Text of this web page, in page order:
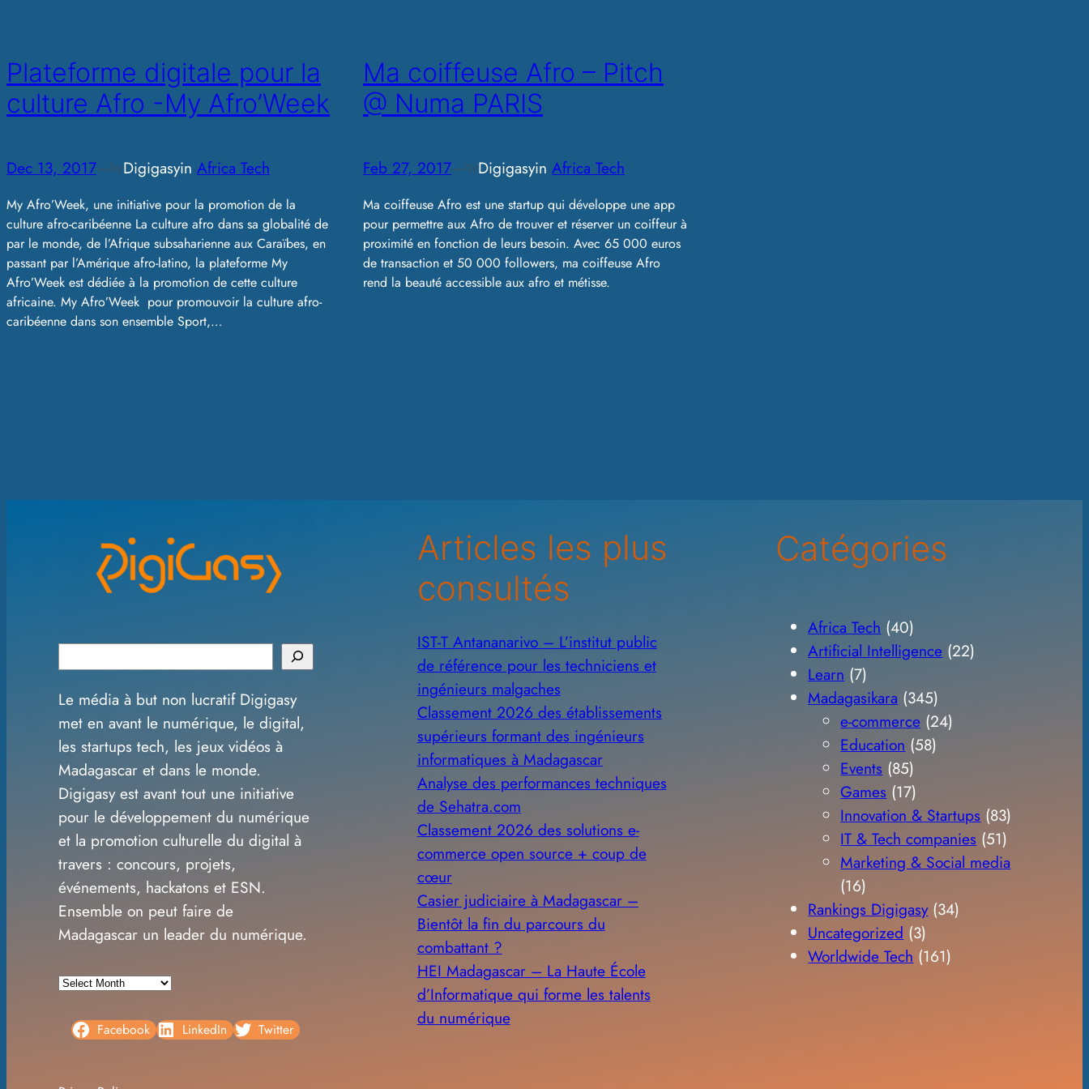
Plateforme digitale pour la
culture Afro -My Afro’Week
Dec 13, 2017— byDigigasyin Africa Tech
My Afro’Week, une initiative pour la promotion de la
culture afro-caribéenne La culture afro dans sa globalité de
par le monde, de l’Afrique subsaharienne aux Caraïbes, en
passant par l’Amérique afro-latino, la plateforme My
Afro’Week est dédiée à la promotion de cette culture
africaine. My Afro’Week pour promouvoir la culture afro-
caribéenne dans son ensemble Sport,…
Ma coiffeuse Afro – Pitch
@ Numa PARIS
Feb 27, 2017— byDigigasyin Africa Tech
Ma coiffeuse Afro est une startup qui développe une app
pour permettre aux Afro de trouver et réserver un coiffeur à
proximité en fonction de leurs besoin. Avec 65 000 euros
de transaction et 50 000 followers, ma coiffeuse Afro
rend la beauté accessible aux afro et métisse.
e
a
r
c
h
Le média à but non lucratif Digigasy
met en avant le numérique, le digital,
les startups tech, les jeux vidéos à
Madagascar et dans le monde.
Digigasy est avant tout une initiative
pour le développement du numérique
et la promotion culturelle du digital à
travers : concours, projets,
événements, hackatons et ESN.
Ensemble on peut faire de
Madagascar un leader du numérique.
A
Facebook LinkedIn Twitter
Articles les plus
consultés
IST-T Antananarivo – L’institut public
de référence pour les techniciens et
ingénieurs malgaches
Classement 2026 des établissements
supérieurs formant des ingénieurs
informatiques à Madagascar
Analyse des performances techniques
de Sehatra.com
Classement 2026 des solutions e-
commerce open source + coup de
cœur
Casier judiciaire à Madagascar –
Bientôt la fin du parcours du
combattant ?
HEI Madagascar – La Haute École
d’Informatique qui forme les talents
du numérique
Catégories
Africa Tech (40)
Artificial Intelligence (22)
Learn (7)
Madagasikara (345)
e-commerce (24)
Education (58)
Events (85)
Games (17)
Innovation & Startups (83)
IT & Tech companies (51)
Marketing & Social media
(16)
Rankings Digigasy(34)
Uncategorized (3)
Worldwide Tech (161)